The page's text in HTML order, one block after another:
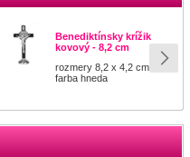
Benediktínsky krížik
kovový - 8,2 cm
rozmery 8,2 x 4,2 cm
farba hneda